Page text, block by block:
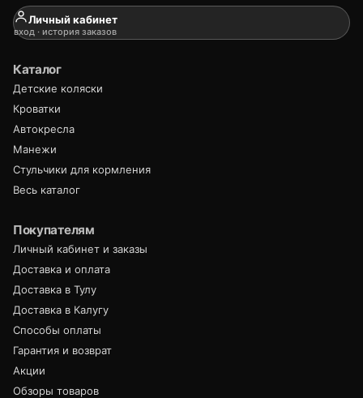
Личный кабинет
вход · история заказов
Каталог
Детские коляски
Кроватки
Автокресла
Манежи
Стульчики для кормления
Весь каталог
Покупателям
Личный кабинет и заказы
Доставка и оплата
Доставка в Тулу
Доставка в Калугу
Способы оплаты
Гарантия и возврат
Акции
Обзоры товаров